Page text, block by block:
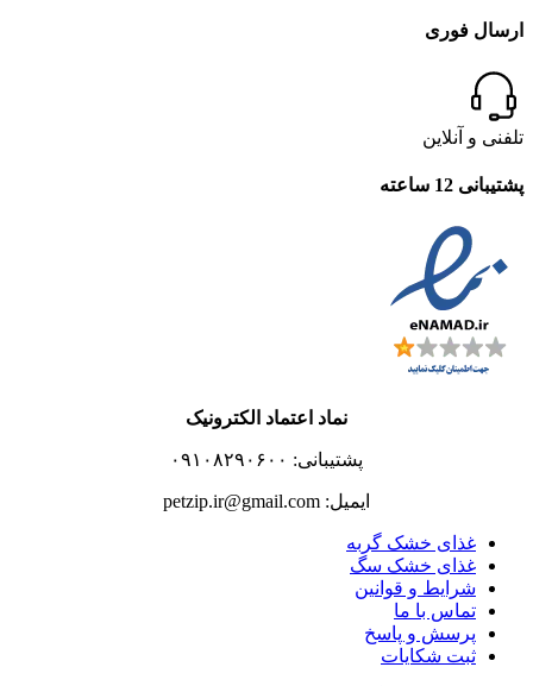
ارسال فوری
تلفنی و آنلاین
پشتیبانی 12 ساعته
نماد اعتماد الکترونیک
پشتیبانی: ۰۹۱۰۸۲۹۰۶۰۰
ایمیل: petzip.ir@gmail.com
غذای خشک گربه
غذای خشک سگ
شرایط و قوانین
تماس با ما
پرسش و پاسخ
ثبت شکایات